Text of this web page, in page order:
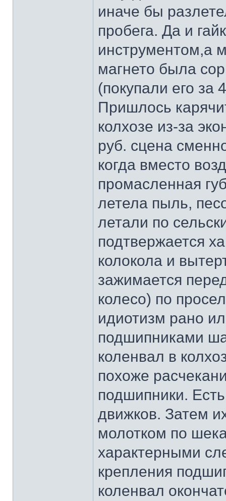
иначе бы
пробега. Да и
инструментом,а
магнето была
(покупали его за
Пришлось
колхозе из-за
руб. сцена
когда вместо
промасленная
летела пыль,
летали по
подтвержается
колокола и
зажимается
колесо) по
идиотизм рано
подшипниками
коленвал в
похоже
подшипники.
движков. Затем
молотком по
характерными
крепления
коленвал